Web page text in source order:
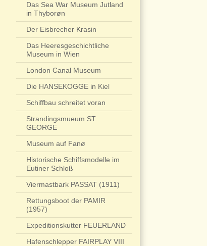
Das Sea War Museum Jutland
in Thyborøn
Der Eisbrecher Krasin
Das Heeresgeschichtliche
Museum in Wien
London Canal Museum
Die HANSEKOGGE in Kiel
Schiffbau schreitet voran
Strandingsmueum ST.
GEORGE
Museum auf Fanø
Historische Schiffsmodelle im
Eutiner Schloß
Viermastbark PASSAT (1911)
Rettungsboot der PAMIR
(1957)
Expeditionskutter FEUERLAND
Hafenschlepper FAIRPLAY VIII